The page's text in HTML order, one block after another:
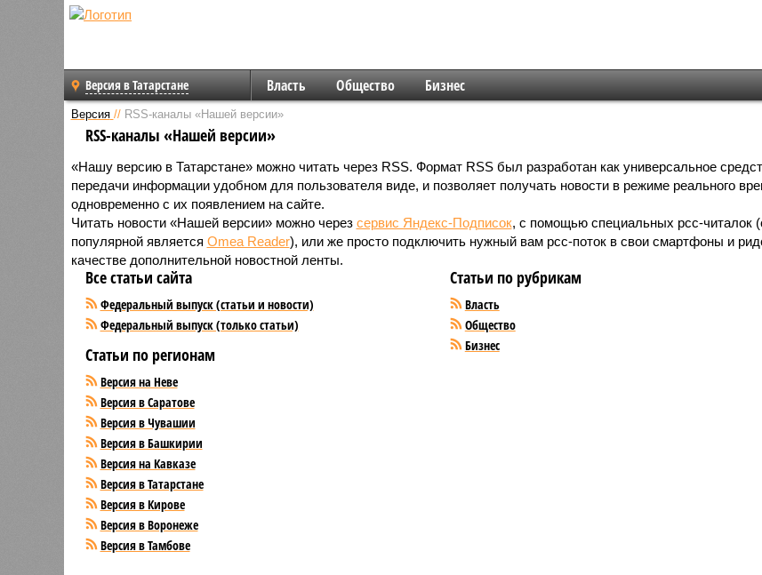
Версия в Татарстане Власть Общество Бизнес
Версия // RSS-каналы «Нашей версии»
RSS-каналы «Нашей версии»
«Нашу версию в Татарстане» можно читать через RSS. Формат RSS был разработан как универсальное
передачи информации удобном для пользователя виде, и позволяет получать новости в режиме реального
одновременно с их появлением на сайте.
Читать новости «Нашей версии» можно через сервис Яндекс-Подписок, с помощью специальных рсс-читалок
популярной является Omea Reader), или же просто подключить нужный вам рсс-поток в свои смартфоны и
качестве дополнительной новостной ленты.
Все статьи сайта
Федеральный выпуск (статьи и новости)
Федеральный выпуск (только статьи)
Статьи по регионам
Версия на Неве
Версия в Саратове
Версия в Чувашии
Версия в Башкирии
Версия на Кавказе
Версия в Татарстане
Версия в Кирове
Версия в Воронеже
Версия в Тамбове
Статьи по рубрикам
Власть
Общество
Бизнес